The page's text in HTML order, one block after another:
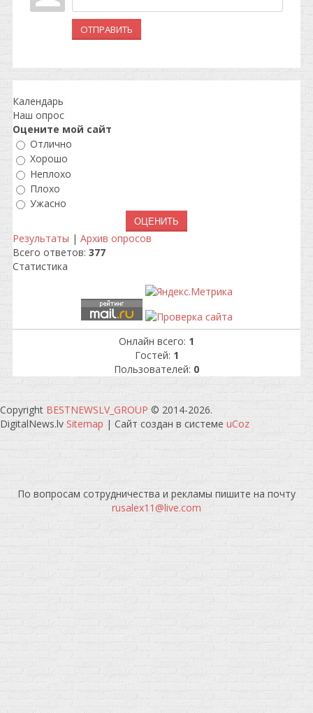
ОТПРАВИТЬ
Календарь
Наш опрос
Оцените мой сайт
Отлично
Хорошо
Неплохо
Плохо
Ужасно
Результаты | Архив опросов
Всего ответов: 377
Статистика
Онлайн всего: 1
Гостей: 1
Пользователей: 0
Copyright BESTNEWSLV_GROUP © 2014-2026.
DigitalNews.lv Sitemap | Сайт создан в системе uCoz
По вопросам сотрудничества и рекламы пишите на почту
rusalex11@live.com